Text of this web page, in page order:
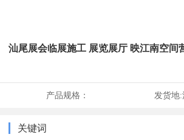
汕尾展会临展施工 展览展厅 映江南空间
产品规格： 发货地:
关键词